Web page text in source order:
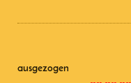
ausgezogen